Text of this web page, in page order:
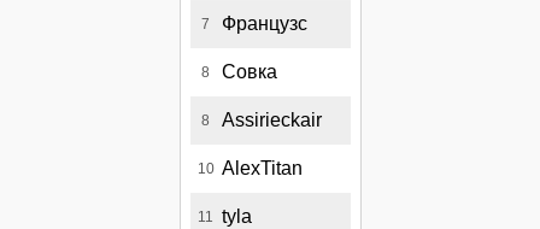
7 Французс
8 Совка
8 Assirieckair
10 AlexTitan
11 tyla